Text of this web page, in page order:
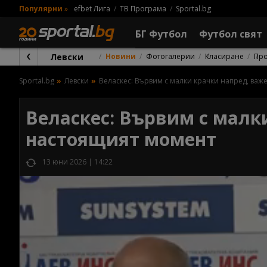
Популярни » efbet Лига ТВ Програма Sportal.bg
БГ Футбол Футбол свят
Левски Новини Фотогалерии Класиране
Sportal.bg Левски Веласкес: Вървим с малки крачки напред,
Веласкес: Вървим с
настоящият момент
13 юни 2026 | 14:22